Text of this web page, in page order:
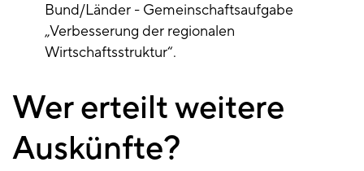
Bund/Länder - Gemeinschaftsaufgabe
„Verbesserung der regionalen
Wirtschaftsstruktur“.
Wer erteilt weitere
Auskünfte?